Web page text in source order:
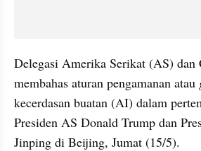
Delegasi Amerika Serikat (AS) dan
membahas aturan pengamanan atau
kecerdasan buatan (AI) dalam
Presiden AS Donald Trump dan
Jinping di Beijing, Jumat (15/5).